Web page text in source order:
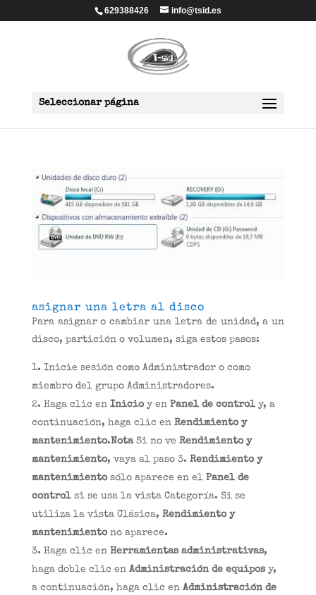
629388426 info@tsid.es
Seleccionar página
asignar una letra al disco
Para asignar o cambiar una letra de unidad, a un
disco, partición o volumen, siga estos pasos:
Inicie sesión como Administrador o como
miembro del grupo Administradores.
Haga clic en Inicioy en Panel de controly, a
continuación, haga clic en Rendimiento y
mantenimiento.NotaSi no ve Rendimiento y
mantenimiento, vaya al paso 3. Rendimiento y
mantenimientosólo aparece en el Panel de
controlsi se usa la vista Categoría. Si se
utiliza la vista Clásica, Rendimiento y
mantenimientono aparece.
Haga clic en Herramientas administrativas,
haga doble clic en Administración de equiposy,
a continuación, haga clic en Administración de